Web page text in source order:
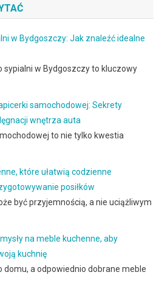
w Bydgoszczy: Jak znaleźć idealne
sypialni w Bydgoszczy to kluczowy
samochodowej: Sekrety
wnętrza auta
to nie tylko kwestia
które ułatwią codzienne
posiłków
być przyjemnością, a nie uciążliwym
na meble kuchenne, aby
kuchnię
domu, a odpowiednio dobrane meble